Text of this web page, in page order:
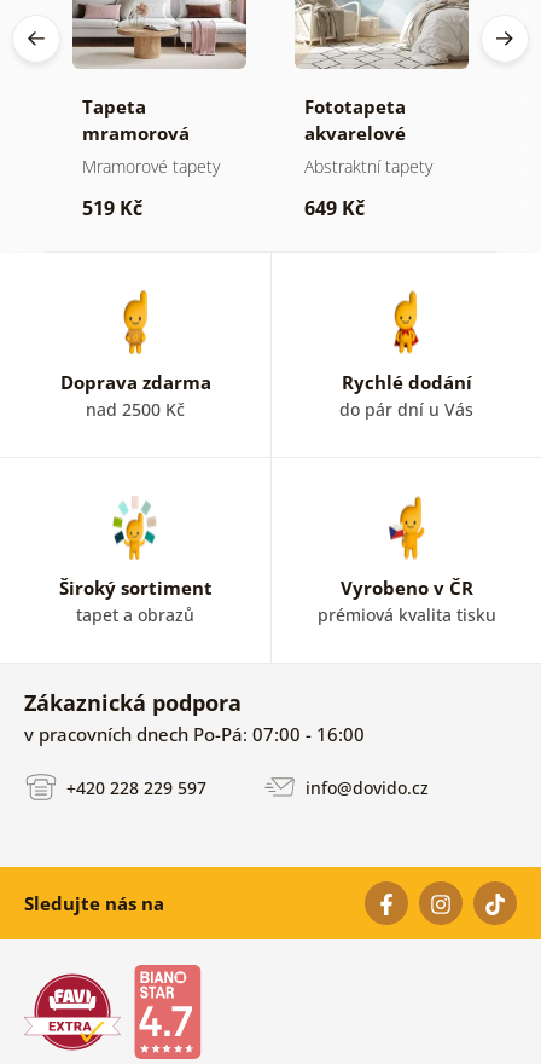
Tapeta
mramorová
elegance ve
Mramorové tapety
519 Kč
Fototapeta
akvarelové
pastelové kruhy
Abstraktní tapety
649 Kč
Doprava zdarma
nad 2500 Kč
Rychlé dodání
do pár dní u Vás
Široký sortiment
tapet a obrazů
Vyrobeno v ČR
prémiová kvalita tisku
Zákaznická podpora
v pracovních dnech Po-Pá: 07:00 - 16:00
+420 228 229 597 info@dovido.cz
Sledujte nás na